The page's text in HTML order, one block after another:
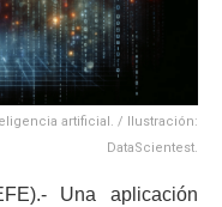
artificial. / Ilustración:
DataScientest.
Una aplicación